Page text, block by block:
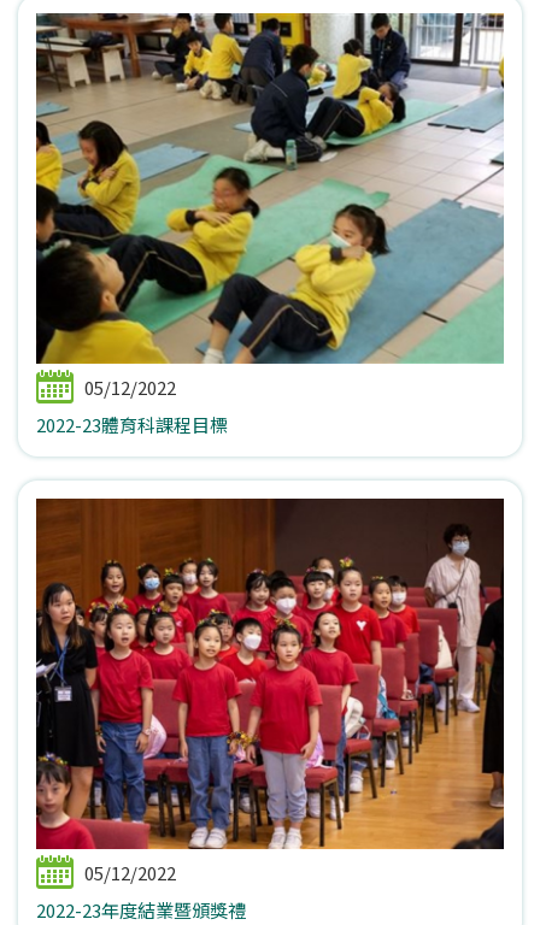
05/12/2022
2022-23體育科課程目標
05/12/2022
2022-23年度結業暨頒獎禮